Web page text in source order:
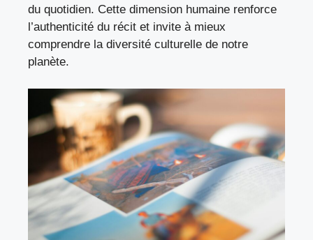
du quotidien. Cette dimension humaine renforce
l’authenticité du récit et invite à mieux
comprendre la diversité culturelle de notre
planète.